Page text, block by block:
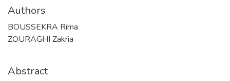
Authors
BOUSSEKRA Rima
ZOURAGHI Zakria
Abstract